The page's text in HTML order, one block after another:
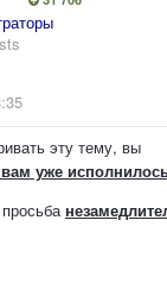
эту тему, вы
уже